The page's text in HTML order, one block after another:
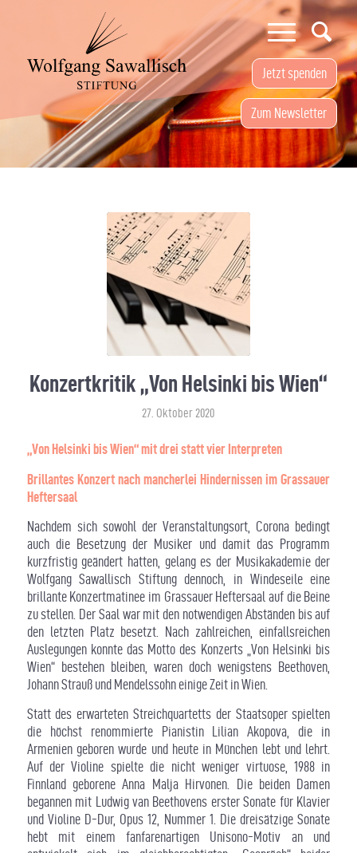
Zum Newsletter
Jetzt spenden
Konzertkritik „Von Helsinki bis Wien“
27. Oktober 2020
„Von Helsinki bis Wien“ mit drei statt vier Interpreten
Brillantes Konzert nach mancherlei Hindernissen im Grassauer
Heftersaal
Nachdem sich sowohl der Veranstaltungsort, Corona bedingt
auch die Besetzung der Musiker und damit das Programm
kurzfristig geändert hatten, gelang es der Musikakademie der
Wolfgang Sawallisch Stiftung dennoch, in Windeseile eine
brillante Konzertmatinee im Grassauer Heftersaal auf die Beine
zu stellen. Der Saal war mit den notwendigen Abständen bis auf
den letzten Platz besetzt. Nach zahlreichen, einfallsreichen
Auslegungen konnte das Motto des Konzerts „Von Helsinki bis
Wien“ bestehen bleiben, waren doch wenigstens Beethoven,
Johann Strauß und Mendelssohn einige Zeit in Wien.
Statt des erwarteten Streichquartetts der Staatsoper spielten
die höchst renommierte Pianistin Lilian Akopova, die in
Armenien geboren wurde und heute in München lebt und lehrt.
Auf der Violine spielte die nicht weniger virtuose, 1988 in
Finnland geborene Anna Malja Hirvonen. Die beiden Damen
begannen mit Ludwig van Beethovens erster Sonate für Klavier
und Violine D-Dur, Opus 12, Nummer 1. Die dreisätzige Sonate
hebt mit einem fanfarenartigen Unisono-Motiv an und